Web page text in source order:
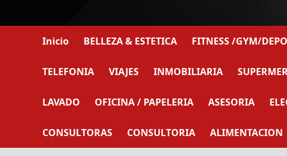
Inicio BELLEZA & ESTETICA FITNESS /GYM/
TELEFONIA VIAJES INMOBILIARIA
LAVADO OFICINA / PAPELERIA ASESORIA
CONSULTORAS CONSULTORIA ALIMENTACION